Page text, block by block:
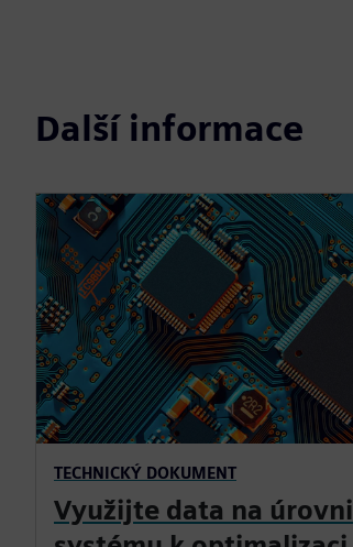
Další informace
TECHNICKÝ DOKUMENT
Využijte data na úrovni